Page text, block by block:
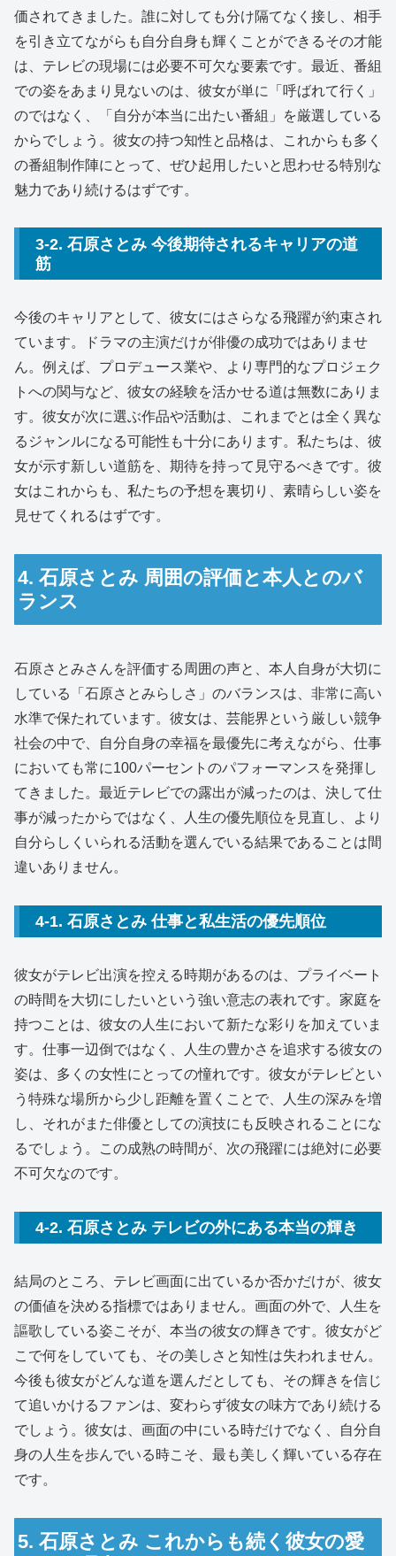
価されてきました。誰に対しても分け隔てなく接し、相手
を引き立てながらも自分自身も輝くことができるその才能
は、テレビの現場には必要不可欠な要素です。最近、番組
での姿をあまり見ないのは、彼女が単に「呼ばれて行く」
のではなく、「自分が本当に出たい番組」を厳選している
からでしょう。彼女の持つ知性と品格は、これからも多く
の番組制作陣にとって、ぜひ起用したいと思わせる特別な
魅力であり続けるはずです。
3-2. 石原さとみ 今後期待されるキャリアの道
筋
今後のキャリアとして、彼女にはさらなる飛躍が約束され
ています。ドラマの主演だけが俳優の成功ではありませ
ん。例えば、プロデュース業や、より専門的なプロジェク
トへの関与など、彼女の経験を活かせる道は無数にありま
す。彼女が次に選ぶ作品や活動は、これまでとは全く異な
るジャンルになる可能性も十分にあります。私たちは、彼
女が示す新しい道筋を、期待を持って見守るべきです。彼
女はこれからも、私たちの予想を裏切り、素晴らしい姿を
見せてくれるはずです。
4. 石原さとみ 周囲の評価と本人とのバ
ランス
石原さとみさんを評価する周囲の声と、本人自身が大切に
している「石原さとみらしさ」のバランスは、非常に高い
水準で保たれています。彼女は、芸能界という厳しい競争
社会の中で、自分自身の幸福を最優先に考えながら、仕事
においても常に100パーセントのパフォーマンスを発揮し
てきました。最近テレビでの露出が減ったのは、決して仕
事が減ったからではなく、人生の優先順位を見直し、より
自分らしくいられる活動を選んでいる結果であることは間
違いありません。
4-1. 石原さとみ 仕事と私生活の優先順位
彼女がテレビ出演を控える時期があるのは、プライベート
の時間を大切にしたいという強い意志の表れです。家庭を
持つことは、彼女の人生において新たな彩りを加えていま
す。仕事一辺倒ではなく、人生の豊かさを追求する彼女の
姿は、多くの女性にとっての憧れです。彼女がテレビとい
う特殊な場所から少し距離を置くことで、人生の深みを増
し、それがまた俳優としての演技にも反映されることにな
るでしょう。この成熟の時間が、次の飛躍には絶対に必要
不可欠なのです。
4-2. 石原さとみ テレビの外にある本当の輝き
結局のところ、テレビ画面に出ているか否かだけが、彼女
の価値を決める指標ではありません。画面の外で、人生を
謳歌している姿こそが、本当の彼女の輝きです。彼女がど
こで何をしていても、その美しさと知性は失われません。
今後も彼女がどんな道を選んだとしても、その輝きを信じ
て追いかけるファンは、変わらず彼女の味方であり続ける
でしょう。彼女は、画面の中にいる時だけでなく、自分自
身の人生を歩んでいる時こそ、最も美しく輝いている存在
です。
5. 石原さとみ これからも続く彼女の愛